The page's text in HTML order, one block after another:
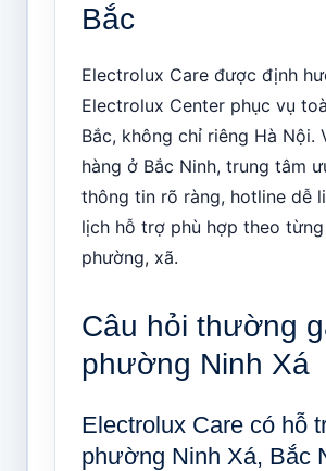
Bắc
Electrolux Care được định
Electrolux Center phục vụ
Bắc, không chỉ riêng Hà Nội.
hàng ở Bắc Ninh, trung tâm
thông tin rõ ràng, hotline dễ
lịch hỗ trợ phù hợp theo
phường, xã.
Câu hỏi thường
phường Ninh Xá
Electrolux Care có hỗ
phường Ninh Xá, Bắc